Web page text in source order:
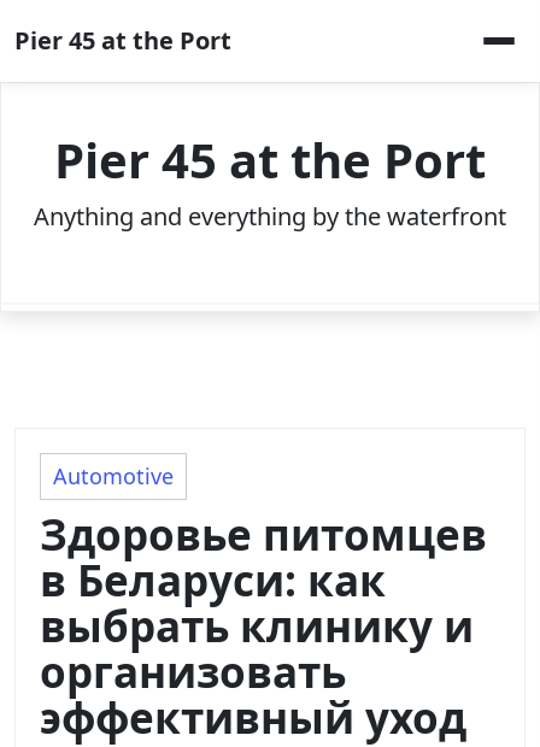
to
content
Pier 45 at the Port
Pier 45 at the Port
Anything and everything by the waterfront
Automotive
Здоровье питомцев
в Беларуси: как
выбрать клинику и
организовать
эффективный уход